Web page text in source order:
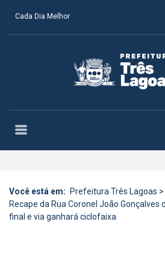
Cada Dia Melhor
Você está em: Prefeitura Três Lagoas >
Recape da Rua Coronel João Gonçalves
final e via ganhará ciclofaixa